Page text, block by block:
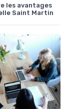
les avantages
Saint Martin